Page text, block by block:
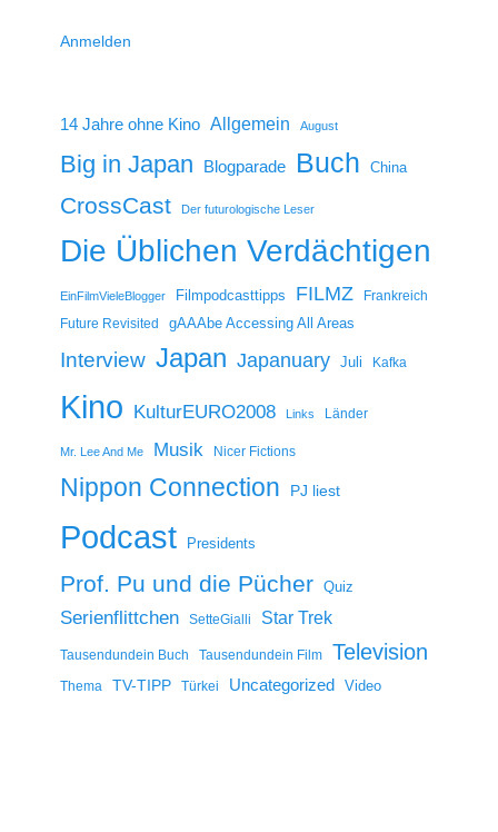
Anmelden
14 Jahre ohne Kino Allgemein August
Big in Japan Blogparade Buch China
CrossCast Der futurologische Leser
Die Üblichen Verdächtigen
EinFilmVieleBlogger Filmpodcasttipps FILMZ
Frankreich
Future Revisited
gAAAbe Accessing All Areas
Interview Japan Japanuary Juli Kafka
Kino KulturEURO2008 Links Länder
Mr. Lee And Me Musik Nicer Fictions
Nippon Connection PJ liest
Podcast Presidents
Prof. Pu und die Pücher Quiz
Serienflittchen SetteGialli Star Trek
Tausendundein Buch Tausendundein Film Television
Thema TV-TIPP Türkei Uncategorized Video